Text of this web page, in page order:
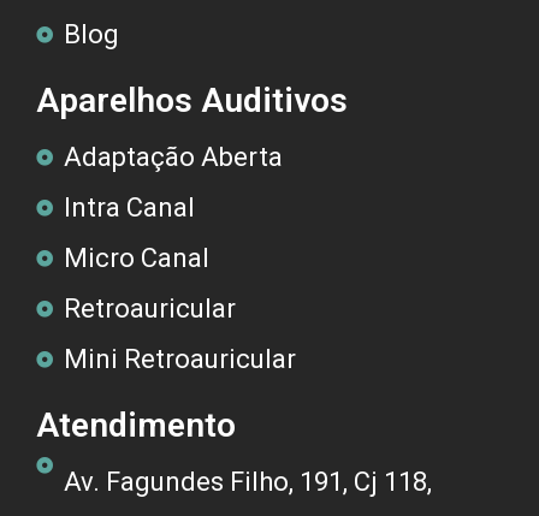
Blog
Aparelhos Auditivos
Adaptação Aberta
Intra Canal
Micro Canal
Retroauricular
Mini Retroauricular
Atendimento
Av. Fagundes Filho, 191, Cj 118,